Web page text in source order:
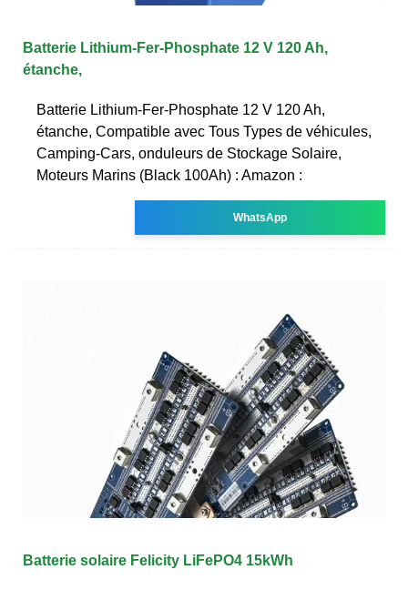
Batterie Lithium-Fer-Phosphate 12 V 120 Ah,
étanche,
Batterie Lithium-Fer-Phosphate 12 V 120 Ah,
étanche, Compatible avec Tous Types de véhicules,
Camping-Cars, onduleurs de Stockage Solaire,
Moteurs Marins (Black 100Ah) : Amazon :
WhatsApp
Batterie solaire Felicity LiFePO4 15kWh